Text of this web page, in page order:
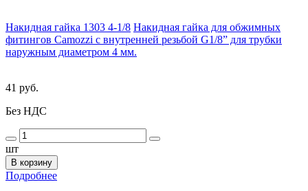
Накидная гайка 1303 4-1/8 Накидная гайка для обжимных
фитингов Camozzi с внутренней резьбой G1/8” для трубки
наружным диаметром 4 мм.
41 руб.
Без НДС
шт
В корзину
Подробнее